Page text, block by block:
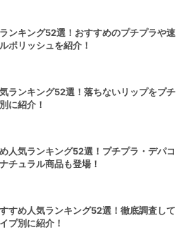
ンキング52選！おすすめのプチプラや速
ポリッシュを紹介！
ランキング52選！落ちないリップをプチ
に紹介！
人気ランキング52選！プチプラ・デパコ
チュラル商品も登場！
すめ人気ランキング52選！徹底調査して
プ別に紹介！